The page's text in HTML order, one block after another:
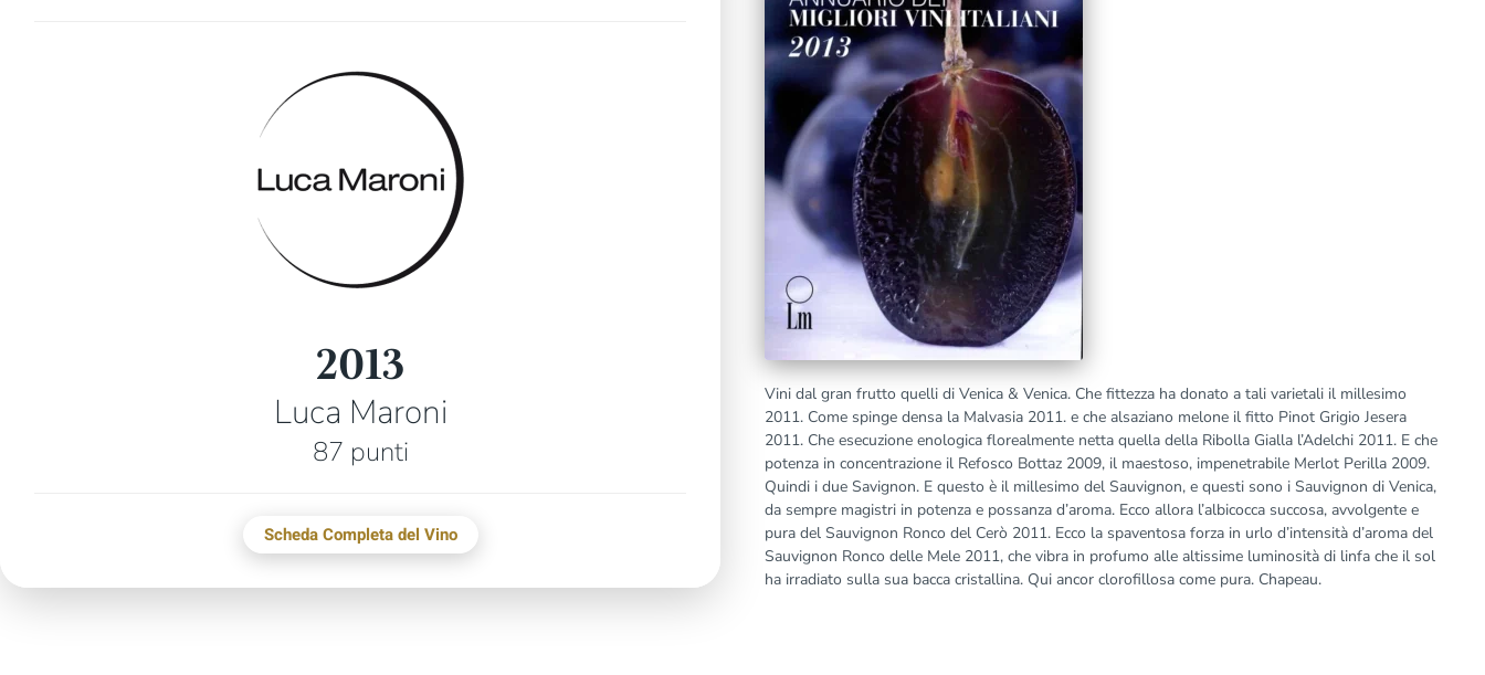
2013
Luca Maroni
87 punti
Scheda Completa del Vino
Vini dal gran frutto quelli di Venica & Venica. Che fittezza ha donato a tali varietali il millesimo
2011. Come spinge densa la Malvasia 2011. e che alsaziano melone il fitto Pinot Grigio Jesera
2011. Che esecuzione enologica florealmente netta quella della Ribolla Gialla l’Adelchi 2011. E che
potenza in concentrazione il Refosco Bottaz 2009, il maestoso, impenetrabile Merlot Perilla 2009.
Quindi i due Savignon. E questo è il millesimo del Sauvignon, e questi sono i Sauvignon di Venica,
da sempre magistri in potenza e possanza d’aroma. Ecco allora l’albicocca succosa, avvolgente e
pura del Sauvignon Ronco del Cerò 2011. Ecco la spaventosa forza in urlo d’intensità d’aroma del
Sauvignon Ronco delle Mele 2011, che vibra in profumo alle altissime luminosità di linfa che il sol
ha irradiato sulla sua bacca cristallina. Qui ancor clorofillosa come pura. Chapeau.